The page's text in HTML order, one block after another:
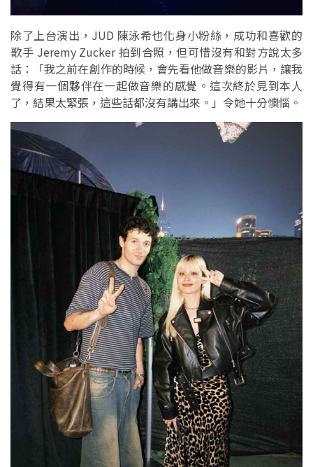
除了上台演出，JUD 陳泳希也化身小粉絲，成功和喜歡的
歌手 Jeremy Zucker 拍到合照，但可惜沒有和對方說太多
話：「我之前在創作的時候，會先看他做音樂的影片，讓我
覺得有一個夥伴在一起做音樂的感覺。這次終於見到本人
了，結果太緊張，這些話都沒有講出來。」令她十分懊惱。